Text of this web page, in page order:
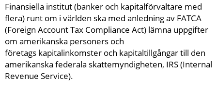
Finansiella institut (banker och kapitalförvaltare med
flera) runt om i världen ska med anledning av FATCA
(Foreign Account Tax Compliance Act) lämna uppgifter
om amerikanska personers och
företags kapitalinkomster och kapitaltillgångar till den
amerikanska federala skattemyndigheten, IRS (Internal
Revenue Service).